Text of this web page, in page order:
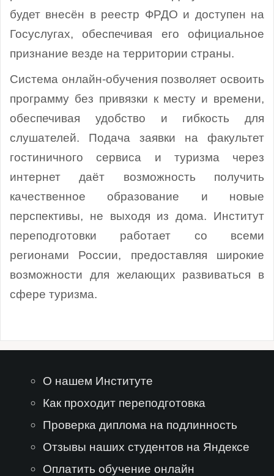
будет внесён в реестр ФРДО и доступен на
Госуслугах, обеспечивая его официальное
признание везде на территории страны.
Система онлайн-обучения позволяет освоить
программу без привязки к месту и времени,
обеспечивая удобство и гибкость для
слушателей. Подача заявки на факультет
гостиничного сервиса и туризма через
интернет даёт возможность получить
качественное образование и новые
перспективы, не выходя из дома. Институт
переподготовки работает со всеми
регионами России, предоставляя широкие
возможности для желающих развиваться в
сфере туризма.
О нашем Институте
Как проходит переподготовка
Проверка диплома на подлинность
Отзывы наших студентов на Яндексе
Оплатить обучение онлайн